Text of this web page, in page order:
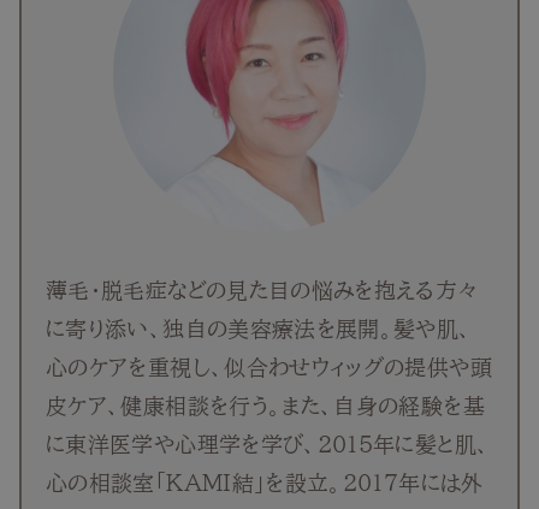
薄毛・脱毛症などの見た目の悩みを抱える方々
に寄り添い、独自の美容療法を展開。髪や肌、
心のケアを重視し、似合わせウィッグの提供や頭
皮ケア、健康相談を行う。また、自身の経験を基
に東洋医学や心理学を学び、2015年に髪と肌、
心の相談室「KAMI結」を設立。2017年には外